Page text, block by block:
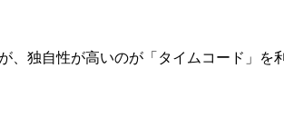
独自性が高いのが「タイムコード」を